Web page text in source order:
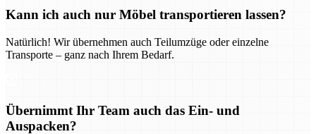
Kann ich auch nur Möbel transportieren lassen?
Natürlich! Wir übernehmen auch Teilumzüge oder einzelne
Transporte – ganz nach Ihrem Bedarf.
Übernimmt Ihr Team auch das Ein- und
Auspacken?